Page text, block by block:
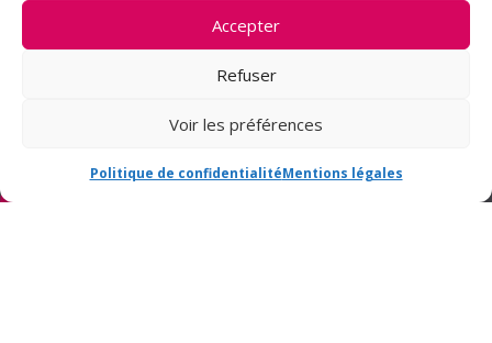
Accepter
Refuser
Voir les préférences
Politique de confidentialitéMentions légales
Plâtrerie Façade Rénovation